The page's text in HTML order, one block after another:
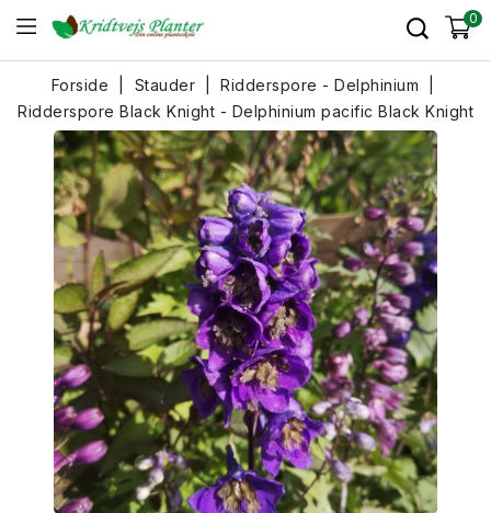
0
Forside Stauder
Ridderspore - Delphinium
Ridderspore Black Knight - Delphinium pacific Black Knight